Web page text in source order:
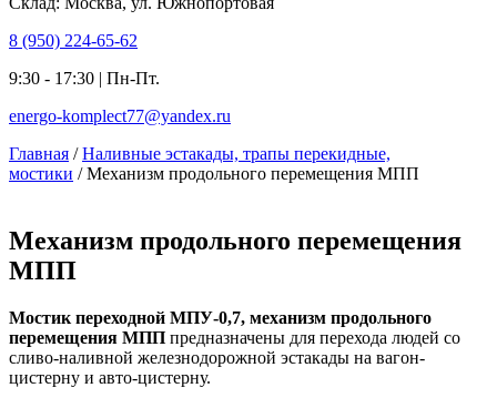
8 (950) 224-65-62
9:30 - 17:30 | Пн-Пт.
energo-komplect77@yandex.ru
Главная /Наливные эстакады, трапы перекидные,
мостики / Механизм продольного перемещения МПП
Механизм продольного перемещения
МПП
Мостик переходной МПУ-0,7, механизм продольного
перемещения МПП предназначены для перехода людей со
сливо-наливной железнодорожной эстакады на вагон-
цистерну и авто-цистерну.